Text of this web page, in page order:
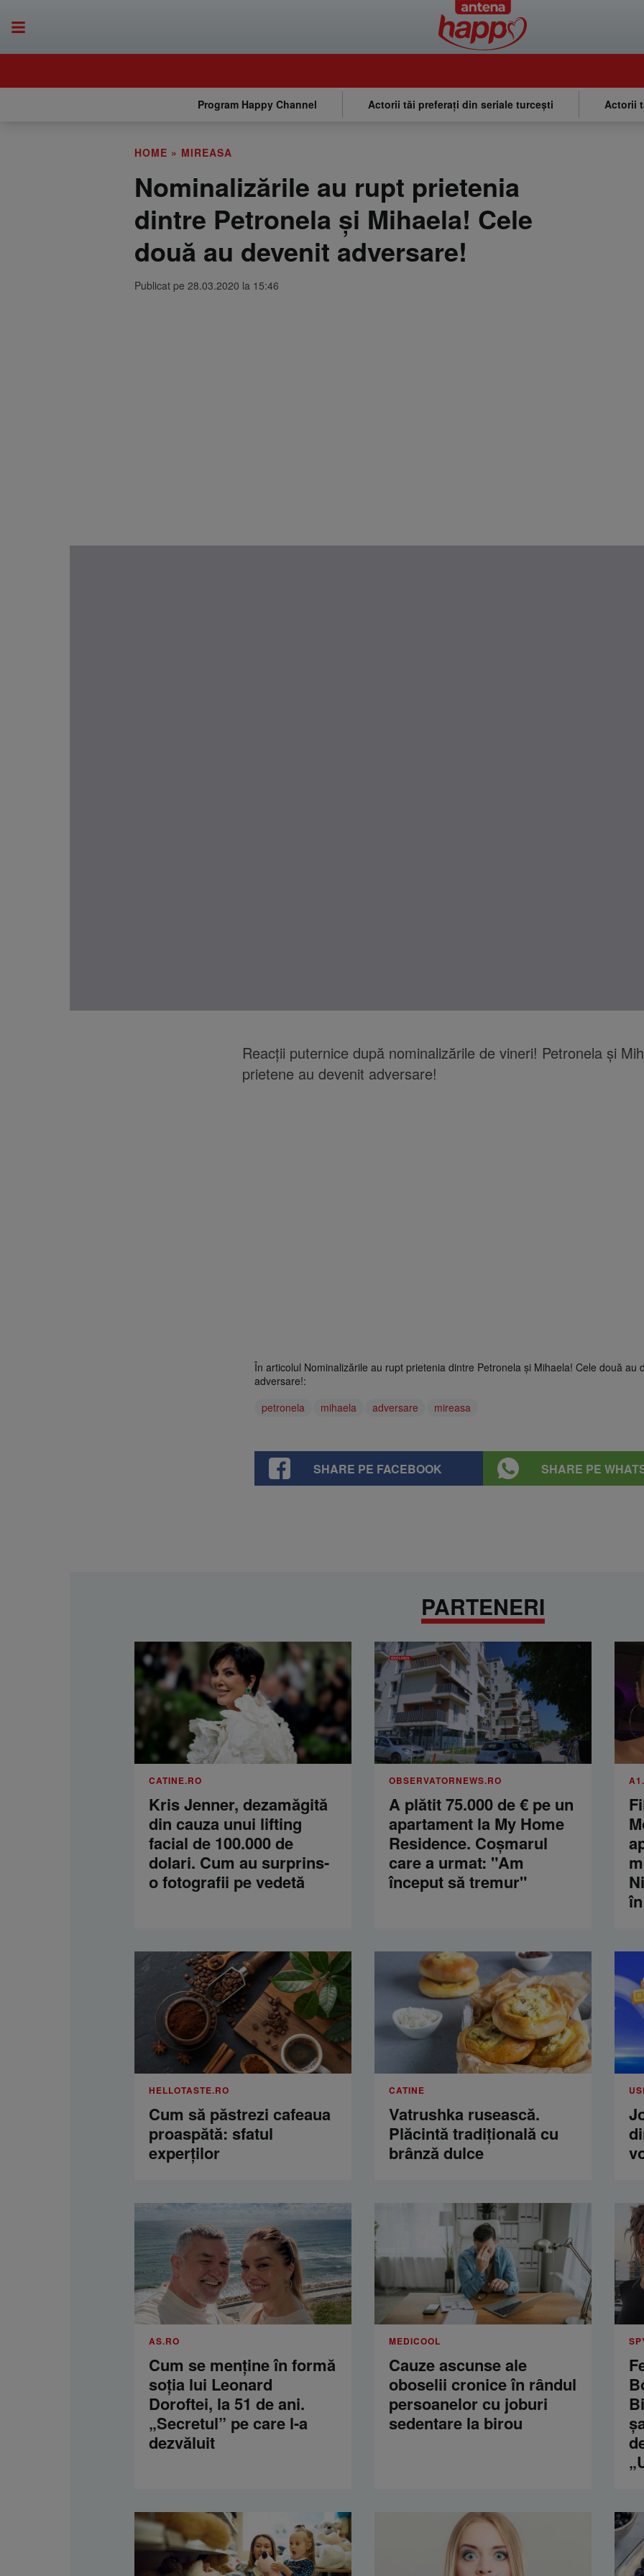
Program Happy Channel Actorii tăi preferați din seriale turcești Actorii
HOME » MIREASA
Nominalizările au rupt prietenia
dintre Petronela şi Mihaela! Cele
două au devenit adversare!
Publicat pe 28.03.2020 la 15:46
Reacţii puternice după nominalizările de vineri! Petronela şi
prietene au devenit adversare!
În articolul Nominalizările au rupt prietenia dintre Petronela şi Mihaela! Cele două au
adversare!:
petronela
mihaela adversare mireasa
SHARE PE FACEBOOK SHARE PE
PARTENERI
CATINE.RO
Kris Jenner, dezamăgită
din cauza unui lifting
facial de 100.000 de
dolari. Cum au surprins-
o fotografii pe vedetă
OBSERVATORNEWS.RO
A plătit 75.000 de € pe un
apartament la My Home
Residence. Coşmarul
care a urmat: "Am
început să tremur"
HELLOTASTE.RO
Cum să păstrezi cafeaua
proaspătă: sfatul
experților
CATINE
Vatrushka rusească.
Plăcintă tradițională cu
brânză dulce
AS.RO
Cum se menţine în formă
soţia lui Leonard
Doroftei, la 51 de ani.
„Secretul” pe care l-a
dezvăluit
MEDICOOL
Cauze ascunse ale
oboselii cronice în rândul
persoanelor cu joburi
sedentare la birou